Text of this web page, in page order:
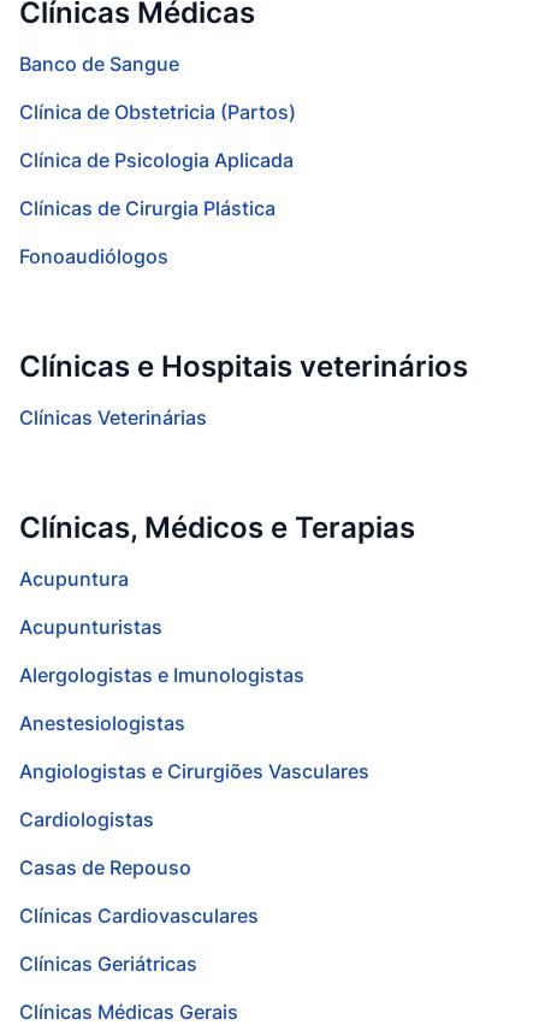
Clínicas Médicas
Banco de Sangue
Clínica de Obstetricia (Partos)
Clínica de Psicologia Aplicada
Clínicas de Cirurgia Plástica
Fonoaudiólogos
Clínicas e Hospitais veterinários
Clínicas Veterinárias
Clínicas, Médicos e Terapias
Acupuntura
Acupunturistas
Alergologistas e Imunologistas
Anestesiologistas
Angiologistas e Cirurgiões Vasculares
Cardiologistas
Casas de Repouso
Clínicas Cardiovasculares
Clínicas Geriátricas
Clínicas Médicas Gerais